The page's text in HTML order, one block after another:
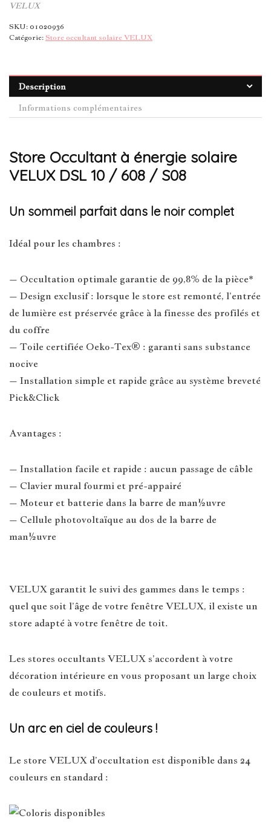
VELUX
SKU:01020936
Catégorie:Store occultant solaire VELUX
Description
Informations complémentaires
Store Occultant à énergie solaire
VELUX DSL 10 / 608 / S08
Un sommeil parfait dans le noir complet
Idéal pour les chambres :
– Occultation optimale garantie de 99,8% de la pièce*
– Design exclusif : lorsque le store est remonté, l’entrée
de lumière est préservée grâce à la finesse des profilés et
du coffre
– Toile certifiée Oeko-Tex® : garanti sans substance
nocive
– Installation simple et rapide grâce au système breveté
Pick&Click
Avantages :
– Installation facile et rapide : aucun passage de câble
– Clavier mural fourmi et pré-appairé
– Moteur et batterie dans la barre de man½uvre
– Cellule photovoltaïque au dos de la barre de
man½uvre
VELUX garantit le suivi des gammes dans le temps :
quel que soit l’âge de votre fenêtre VELUX, il existe un
store adapté à votre fenêtre de toit.
Les stores occultants VELUX s’accordent à votre
décoration intérieure en vous proposant un large choix
de couleurs et motifs.
Un arc en ciel de couleurs !
Le store VELUX d’occultation est disponible dans 24
couleurs en standard :